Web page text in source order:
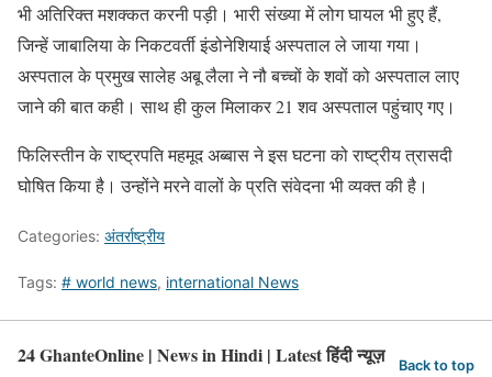
भी अतिरिक्त मशक्कत करनी पड़ी। भारी संख्या में लोग घायल भी हुए हैं,
जिन्हें जाबालिया के निकटवर्ती इंडोनेशियाई अस्पताल ले जाया गया।
अस्पताल के प्रमुख सालेह अबू लैला ने नौ बच्चों के शवों को अस्पताल लाए
जाने की बात कही। साथ ही कुल मिलाकर 21 शव अस्पताल पहुंचाए गए।
फिलिस्तीन के राष्ट्रपति महमूद अब्बास ने इस घटना को राष्ट्रीय त्रासदी
घोषित किया है। उन्होंने मरने वालों के प्रति संवेदना भी व्यक्त की है।
Categories: अंतर्राष्ट्रीय
Tags: # world news, international News
24 GhanteOnline | News in Hindi | Latest हिंदी न्यूज़ Back to top